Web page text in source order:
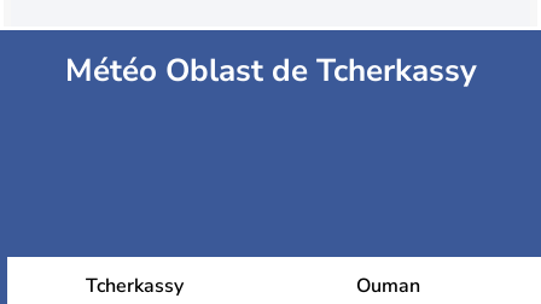
Météo Oblast de Tcherkassy
Tcherkassy Ouman